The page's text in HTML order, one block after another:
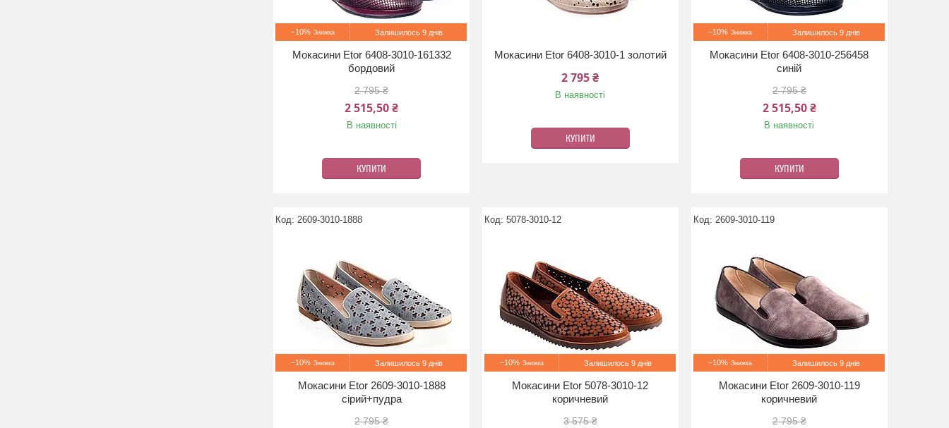
–10% Залишилось 9 днів
Мокасини Etor 6408-3010-161332
бордовий
2 795 ₴
2 515,50 ₴
В наявності
КУПИТИ
Мокасини Etor 6408-3010-1 золотий
2 795 ₴
В наявності
КУПИТИ
–10% Залишилось 9 днів
Мокасини Etor 6408-3010-256458
синій
2 795 ₴
2 515,50 ₴
В наявності
КУПИТИ
2609-3010-1888
–10% Залишилось 9 днів
Мокасини Etor 2609-3010-1888
сірий+пудра
2 795 ₴
5078-3010-12
–10% Залишилось 9 днів
Мокасини Etor 5078-3010-12
коричневий
3 575 ₴
2609-3010-119
–10% Залишилось 9 днів
Мокасини Etor 2609-3010-119
коричневий
2 795 ₴